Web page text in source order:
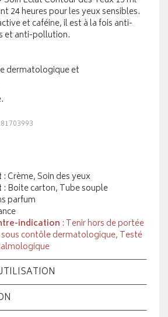
24 heures pour les yeux sensibles.
et caféine, il est à la fois anti-
et anti-pollution.
dermatologique et
: Crème, Soin des yeux
: Boite carton, Tube souple
parfum
indication : Tenir hors de portée
contôle dermatologique, Testé